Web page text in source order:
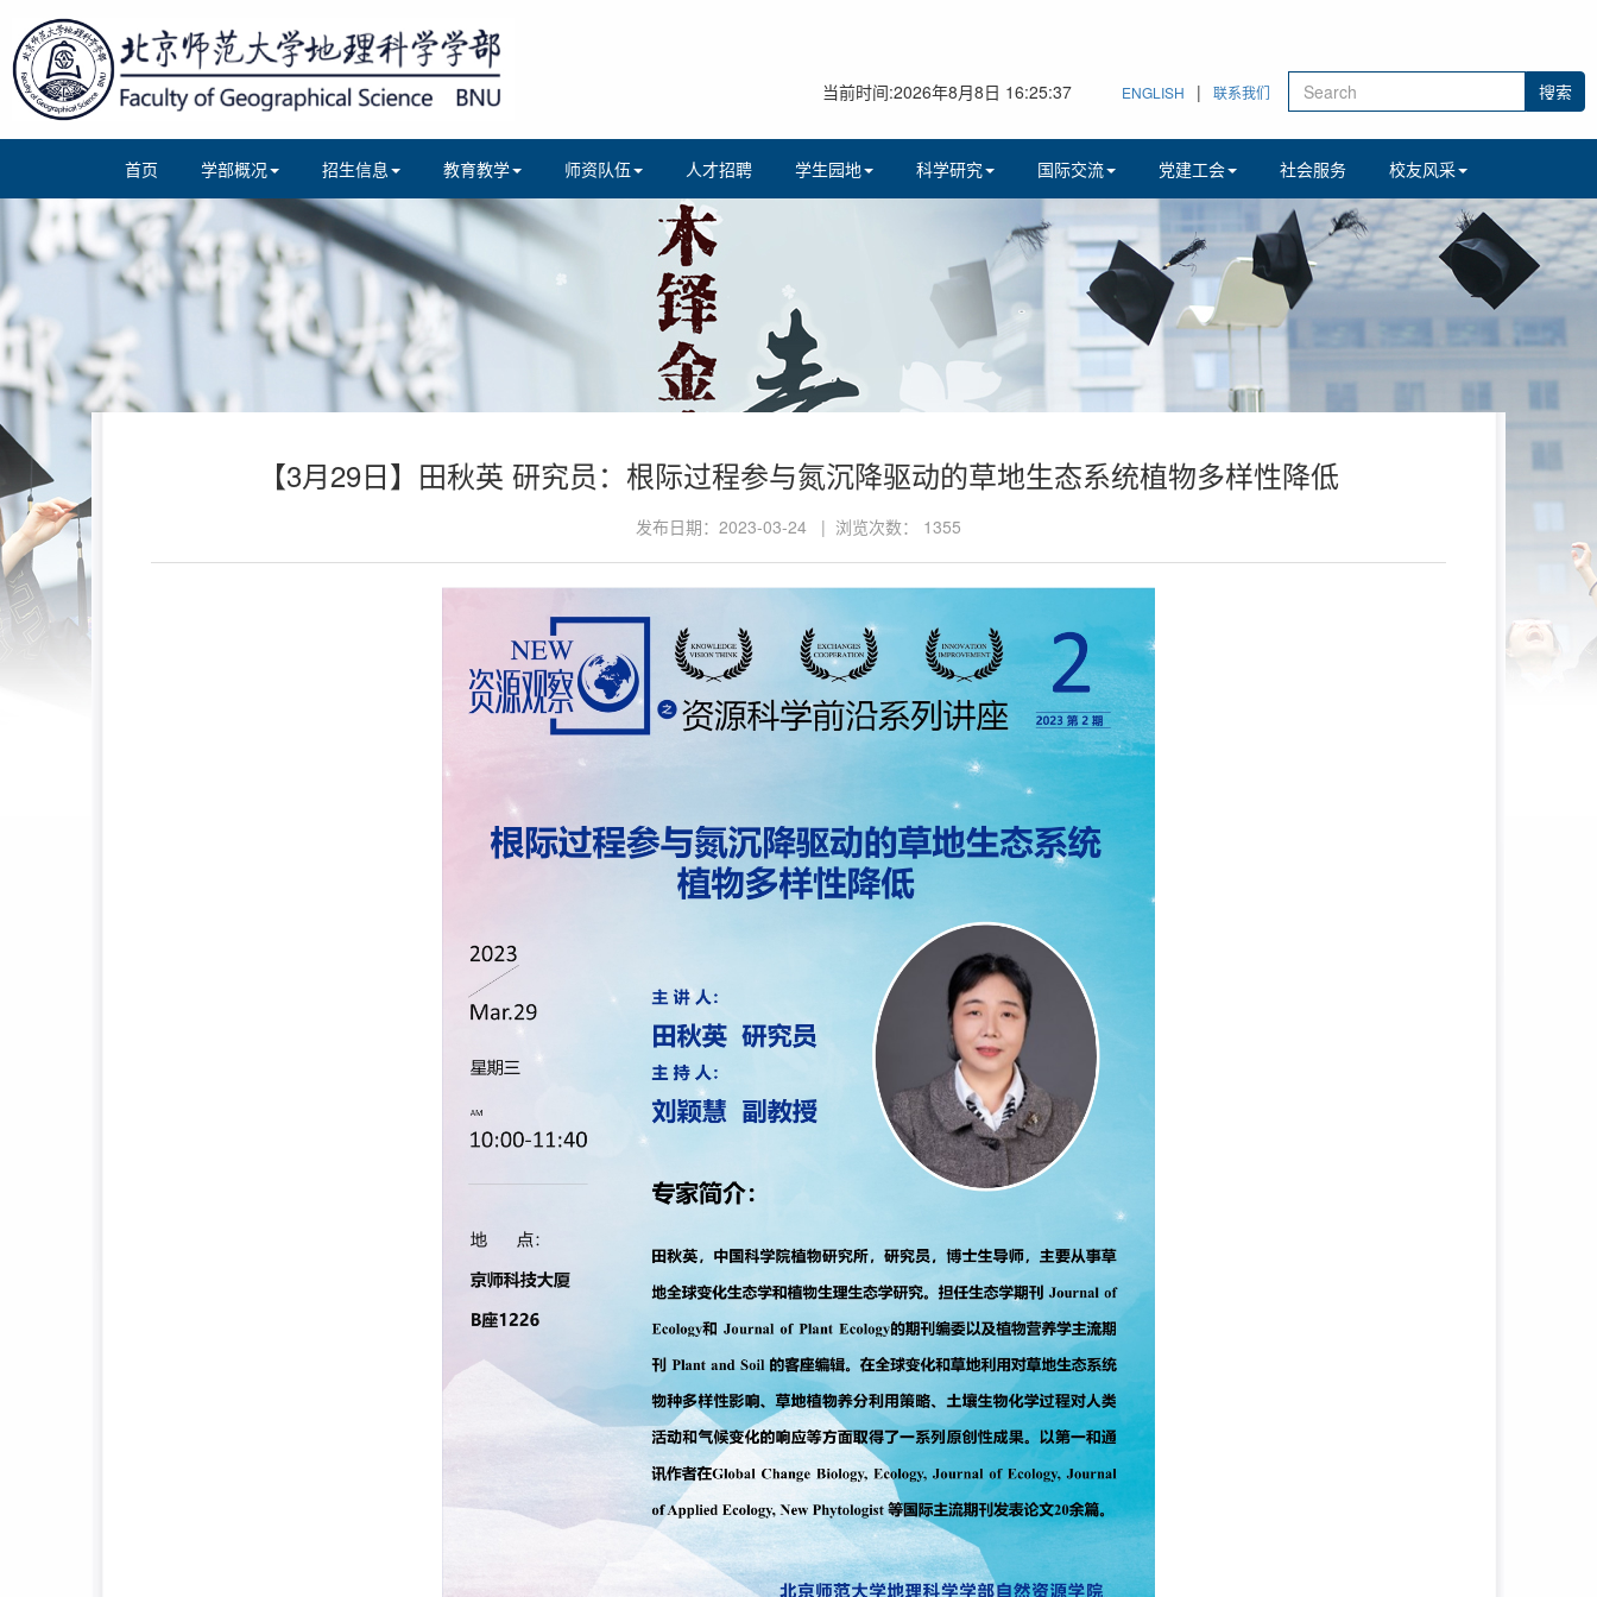
当前时间:2026年8月8日 16:25:38 ENGLISH | 联系我们
首页 学部概况 招生信息 教育教学 师资队伍 人才招聘 学生园地 科学研究 国际交流 党建工会 社会服务 校友风采
【3月29日】田秋英 研究员：根际过程参与氮沉降驱动的草地生态系统植物多样性降低
发布日期：2023-03-24 | 浏览次数： 1355